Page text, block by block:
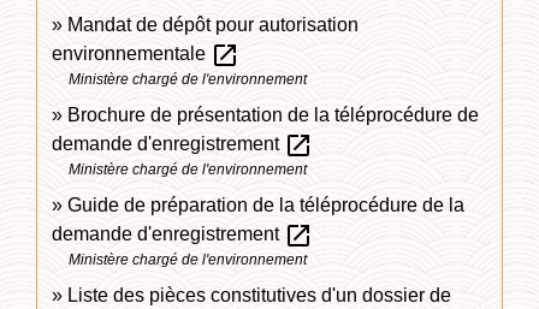
Mandat de dépôt pour autorisation
environnementale open_in_new
Ministère chargé de l'environnement
Brochure de présentation de la téléprocédure de
demande d'enregistrement open_in_new
Ministère chargé de l'environnement
Guide de préparation de la téléprocédure de la
demande d'enregistrement open_in_new
Ministère chargé de l'environnement
Liste des pièces constitutives d'un dossier de